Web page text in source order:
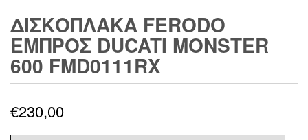
ΔΙΣΚΟΠΛΑΚΑ FERODO
ΕΜΠΡΟΣ DUCATI MONSTER
600 FMD0111RX
€230,00